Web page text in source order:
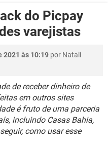
EXCEL
GMAIL
FACEBOOK
GMAIL
WHATSAPP
GMAIL
WHATSAPP
EXCEL
GMAIL
WHATSAPP
FACEBOOK
EXCEL
GMAIL
do Picpay
varejistas
2021 às 10:19 por Natali
de receber dinheiro de
em outros sites
é fruto de uma parceria
incluindo Casas Bahia,
como usar esse